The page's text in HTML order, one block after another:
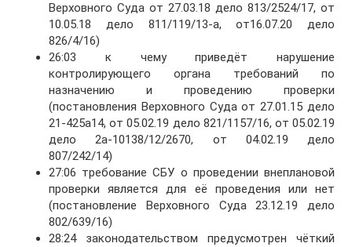
Верховного Суда от 27.03.18 дело 813/2524/17, от
10.05.18 дело 811/119/13-а, от16.07.20 дело
826/4/16)
26:03 к чему приведёт нарушение
контролирующего органа требований по
назначению и проведению проверки
(постановления Верховного Суда от 27.01.15 дело
21-425а14, от 05.02.19 дело 821/1157/16, от 05.02.19
дело 2а-10138/12/2670, от 04.02.19 дело
807/242/14)
27:06 требование СБУ о проведении внеплановой
проверки является для её проведения или нет
(постановление Верховного Суда 23.12.19 дело
802/639/16)
28:24 законодательством предусмотрен чёткий